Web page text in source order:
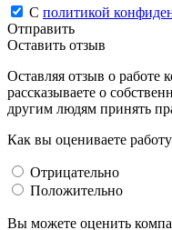
С политикой
Отправить
Оставить отзыв
Оставляя отзыв о работе
рассказываете о
другим людям принять
Как вы оцениваете
Отрицательно
Положительно
Вы можете оценить